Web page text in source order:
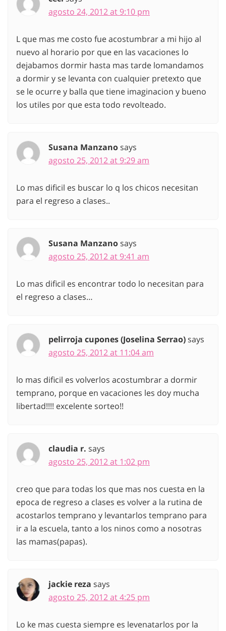
agosto 24, 2012 at 9:10 pm
L que mas me costo fue acostumbrar a mi hijo al
nuevo al horario por que en las vacaciones lo
dejabamos dormir hasta mas tarde lomandamos
a dormir y se levanta con cualquier pretexto que
se le ocurre y balla que tiene imaginacion y bueno
los utiles por que esta todo revolteado.
Susana Manzanosays
agosto 25, 2012 at 9:29 am
Lo mas dificil es buscar lo q los chicos necesitan
para el regreso a clases..
Susana Manzanosays
agosto 25, 2012 at 9:41 am
Lo mas dificil es encontrar todo lo necesitan para
el regreso a clases…
pelirroja cupones (Joselina Serrao)says
agosto 25, 2012 at 11:04 am
lo mas dificil es volverlos acostumbrar a dormir
temprano, porque en vacaciones les doy mucha
libertad!!!! excelente sorteo!!
claudia r. says
agosto 25, 2012 at 1:02 pm
creo que para todas los que mas nos cuesta en la
epoca de regreso a clases es volver a la rutina de
acostarlos temprano y levantarlos temprano para
ir a la escuela, tanto a los ninos como a nosotras
las mamas(papas).
jackie reza says
agosto 25, 2012 at 4:25 pm
Lo ke mas cuesta siempre es levenatarlos por la